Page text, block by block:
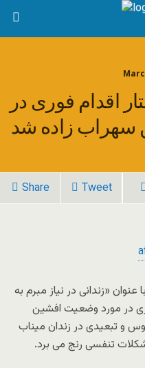
اقدام فوری در
سهراب زاده شد
Share Tweet
عنوان «زندانی در نیاز مبرم به
در مورد وضعیت افشین
و تبعیدی در زندان میناب
تنفسی رنج می برد.